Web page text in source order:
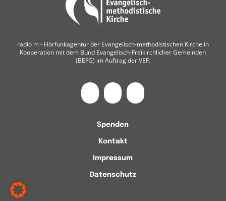
radio m ‐ Hörfunkagentur der Evangelisch-methodistischen Kirche in
Kooperation mit dem Bund Evangelisch-Freikirchlicher Gemeinden
(BEFG) im Auftrag der VEF.
Spenden
Kontakt
Impressum
Datenschutz